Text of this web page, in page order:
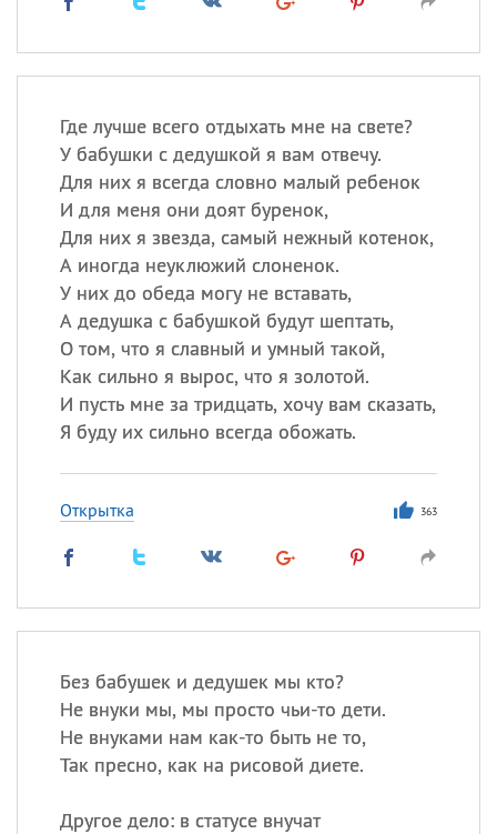
Где лучше всего отдыхать мне на свете?
У бабушки с дедушкой я вам отвечу.
Для них я всегда словно малый ребенок
И для меня они доят буренок,
Для них я звезда, самый нежный котенок,
А иногда неуклюжий слоненок.
У них до обеда могу не вставать,
А дедушка с бабушкой будут шептать,
О том, что я славный и умный такой,
Как сильно я вырос, что я золотой.
И пусть мне за тридцать, хочу вам сказать,
Я буду их сильно всегда обожать.
Открытка 363
Без бабушек и дедушек мы кто?
Не внуки мы, мы просто чьи-то дети.
Не внуками нам как-то быть не то,
Так пресно, как на рисовой диете.
Другое дело: в статусе внучат